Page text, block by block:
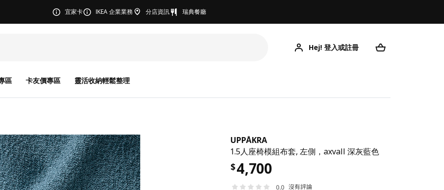
宜家卡 IKEA 企業業務 分店資訊 瑞典餐廳
Hej! 登入或註冊
區 卡友價專區 靈活收納輕鬆整理
UPPÅKRA
1.5人座椅模組布套, 左側，axvall 深灰藍色
$4,700
0.0 沒有評論